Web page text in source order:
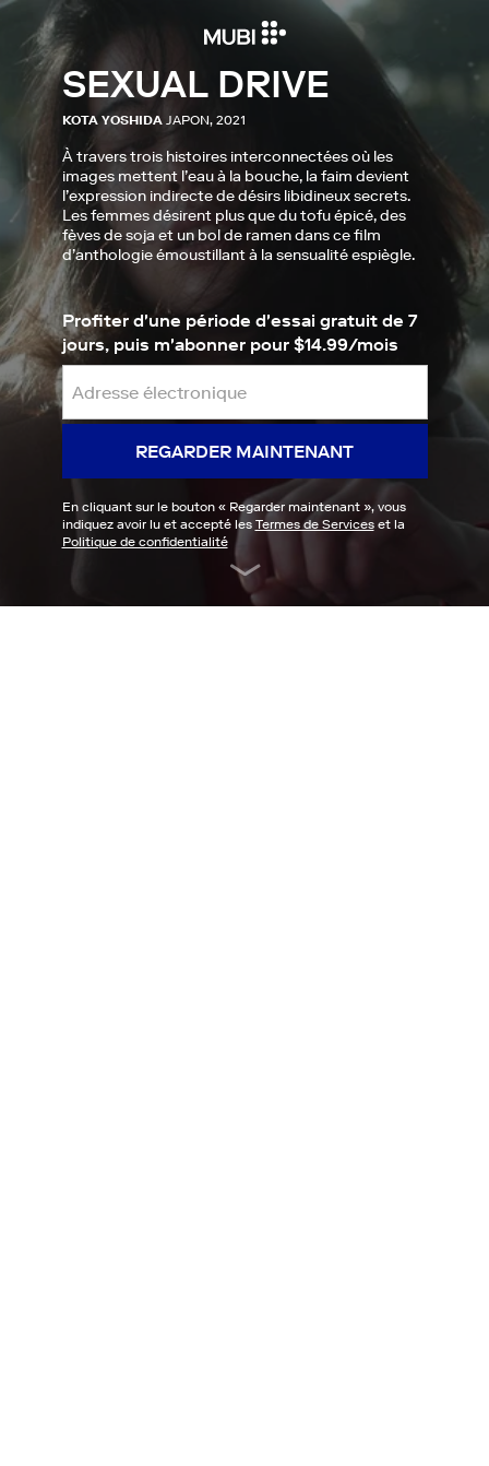
SEXUAL DRIVE
KOTA YOSHIDA JAPON, 2021
À travers trois histoires interconnectées où les
images mettent l’eau à la bouche, la faim devient
l’expression indirecte de désirs libidineux secrets.
Les femmes désirent plus que du tofu épicé, des
fèves de soja et un bol de ramen dans ce film
d’anthologie émoustillant à la sensualité espiègle.
Profiter d'une période d'essai gratuit de 7
jours, puis m'abonner pour $14.99/mois
REGARDER MAINTENANT
En cliquant sur le bouton « Regarder maintenant», vous
indiquez avoir lu et accepté les Termes de Serviceset la
Politique de confidentialité